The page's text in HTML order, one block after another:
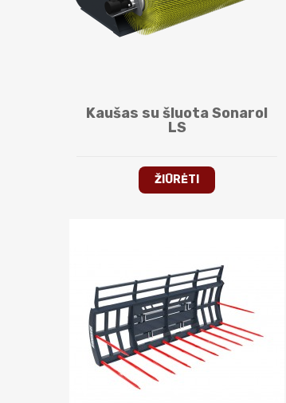
Kaušas su šluota Sonarol
LS
ŽIŪRĖTI